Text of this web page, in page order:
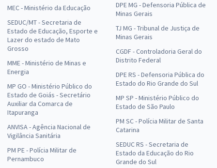
MEC - Ministério da Educação
SEDUC/MT - Secretaria de
Estado de Educação, Esporte e
Lazer do estado de Mato
Grosso
MME - Ministério de Minas e
Energia
MP GO - Ministério Público do
Estado de Goiás - Secretário
Auxiliar da Comarca de
Itapuranga
ANVISA - Agência Nacional de
Vigilância Sanitária
PM PE - Polícia Militar de
Pernambuco
DPE MG - Defensoria Pública de
Minas Gerais
TJ MG - Tribunal de Justiça de
Minas Gerais
CGDF - Controladoria Geral do
Distrito Federal
DPE RS - Defensoria Pública do
Estado do Rio Grande do Sul
MP SP - Ministério Público do
Estado de São Paulo
PM SC - Polícia Militar de Santa
Catarina
SEDUC RS - Secretaria de
Estado da Educação do Rio
Grande do Sul